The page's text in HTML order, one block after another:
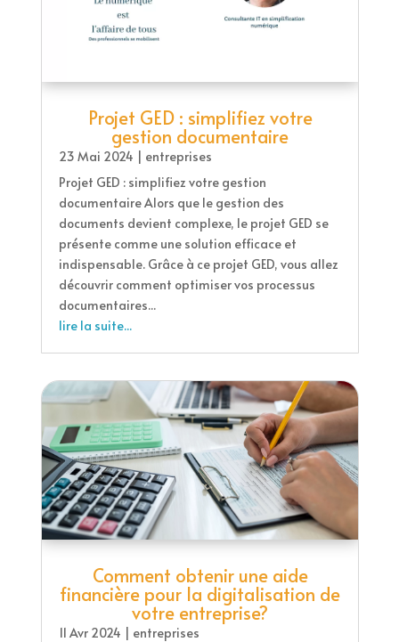
Projet GED : simplifiez votre
gestion documentaire
23 Mai 2024 | entreprises
Projet GED : simplifiez votre gestion
documentaire Alors que le gestion des
documents devient complexe, le projet GED se
présente comme une solution efficace et
indispensable. Grâce à ce projet GED, vous allez
découvrir comment optimiser vos processus
documentaires...
lire la suite...
Comment obtenir une aide
financière pour la digitalisation de
votre entreprise?
11 Avr 2024 | entreprises